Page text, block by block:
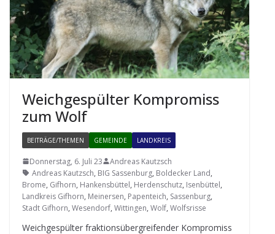
Weich­ge­spül­ter Kom­pro­miss
zum Wolf
BEITRÄGE/THEMEN GEMEINDE LANDKREIS
Donnerstag, 6. Juli 23
Andreas Kautzsch
Andreas Kautzsch, BIG Sassenburg, Boldecker Land,
Brome, Gifhorn, Hankensbüttel, Herdenschutz, Isenbüttel,
Landkreis Gifhorn, Meinersen, Papenteich, Sassenburg,
Stadt Gifhorn, Wesendorf, Wittingen, Wolf, Wolfsrisse
Weich­ge­spül­ter frak­ti­ons­über­grei­fen­der Kom­pro­miss